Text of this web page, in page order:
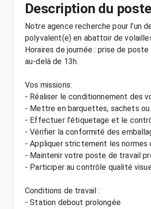
Description du poste
Notre agence recherche pour l’un
polyvalent(e) en abattoir de
Horaires de journée : prise de poste
au-delà de 13h.
Vos missions:
- Réaliser le conditionnement des
- Mettre en barquettes, sachets
- Effectuer l’étiquetage et le
- Vérifier la conformité des
- Appliquer strictement les normes
- Maintenir votre poste de travail
- Participer au contrôle qualité
Conditions de travail :
- Station debout prolongée